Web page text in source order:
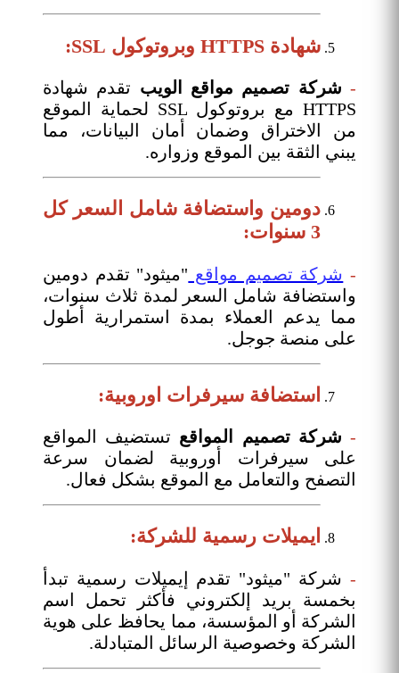
شهادة HTTPS وبروتوكول SSL:
- شركة تصميم مواقع الويب تقدم شهادة
HTTPS مع بروتوكول SSL لحماية الموقع
من الاختراق وضمان أمان البيانات، مما
يبني الثقة بين الموقع وزواره.
دومين واستضافة شامل السعر كل
3 سنوات:
- شركة تصميم مواقع "ميثود" تقدم دومين
واستضافة شامل السعر لمدة ثلاث سنوات،
مما يدعم العملاء بمدة استمرارية أطول
على منصة جوجل.
استضافة سيرفرات اوروبية:
- شركة تصميم المواقع تستضيف المواقع
على سيرفرات أوروبية لضمان سرعة
التصفح والتعامل مع الموقع بشكل فعال.
ايميلات رسمية للشركة:
- شركة "ميثود" تقدم إيميلات رسمية تبدأ
بخمسة بريد إلكتروني فأكثر تحمل اسم
الشركة أو المؤسسة، مما يحافظ على هوية
الشركة وخصوصية الرسائل المتبادلة.